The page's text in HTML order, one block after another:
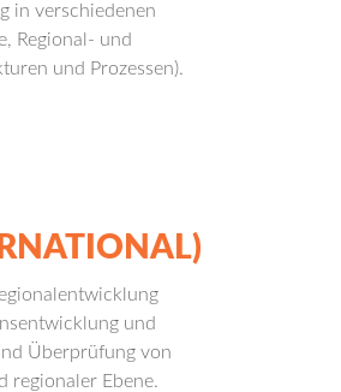
in verschiedenen
Regional- und
und Prozessen).
und
Überprüfung von
regionaler Ebene.